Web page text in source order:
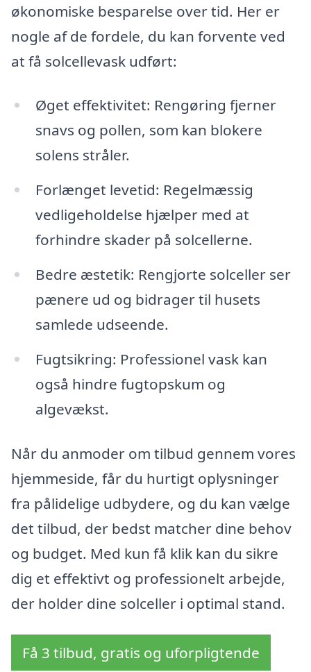
økonomiske besparelse over tid. Her er
nogle af de fordele, du kan forvente ved
at få solcellevask udført:
Øget effektivitet: Rengøring fjerner
snavs og pollen, som kan blokere
solens stråler.
Forlænget levetid: Regelmæssig
vedligeholdelse hjælper med at
forhindre skader på solcellerne.
Bedre æstetik: Rengjorte solceller ser
pænere ud og bidrager til husets
samlede udseende.
Fugtsikring: Professionel vask kan
også hindre fugtopskum og
algevækst.
Når du anmoder om tilbud gennem vores
hjemmeside, får du hurtigt oplysninger
fra pålidelige udbydere, og du kan vælge
det tilbud, der bedst matcher dine behov
og budget. Med kun få klik kan du sikre
dig et effektivt og professionelt arbejde,
der holder dine solceller i optimal stand.
Få 3 tilbud, gratis og uforpligtende